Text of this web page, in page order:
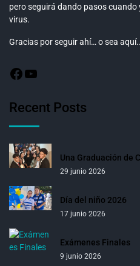
pero seguirá dando pasos cuando
virus.
Gracias por seguir ahí… o sea
Recent Posts
Una Graduación de
29 junio 2026
Día del niño 2026
17 junio 2026
Exámenes Finales
9 junio 2026